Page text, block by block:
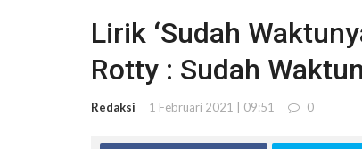
Lirik ‘Sudah
Rotty : Sudah
Redaksi 1 Februari 2021 | 09:51 0